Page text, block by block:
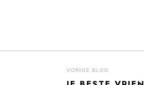
BERICHT
VORIGE BLOG